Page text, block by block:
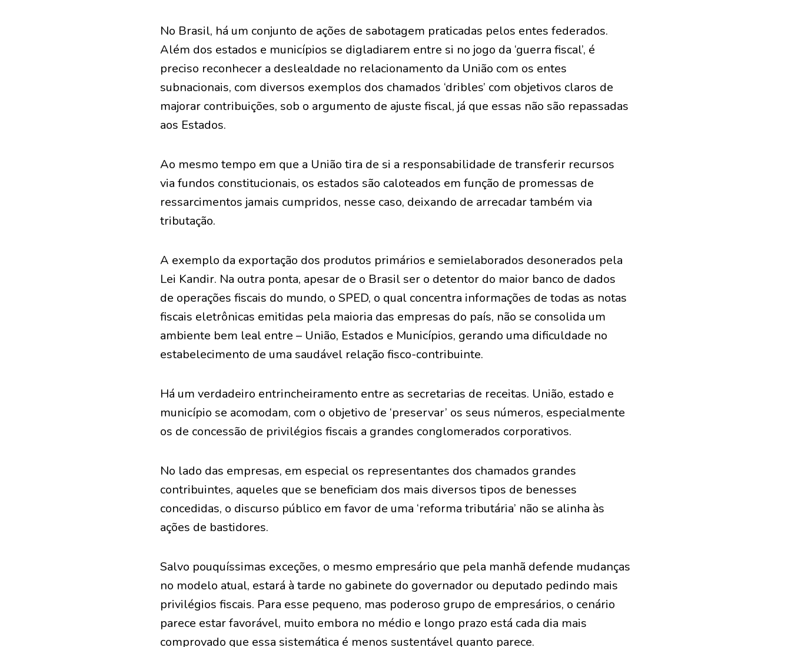
No Brasil, há um conjunto de ações de sabotagem praticadas pelos entes federados.
Além dos estados e municípios se digladiarem entre si no jogo da ‘guerra fiscal’, é
preciso reconhecer a deslealdade no relacionamento da União com os entes
subnacionais, com diversos exemplos dos chamados ‘dribles’ com objetivos claros de
majorar contribuições, sob o argumento de ajuste fiscal, já que essas não são repassadas
aos Estados.
Ao mesmo tempo em que a União tira de si a responsabilidade de transferir recursos
via fundos constitucionais, os estados são caloteados em função de promessas de
ressarcimentos jamais cumpridos, nesse caso, deixando de arrecadar também via
tributação.
A exemplo da exportação dos produtos primários e semielaborados desonerados pela
Lei Kandir. Na outra ponta, apesar de o Brasil ser o detentor do maior banco de dados
de operações fiscais do mundo, o SPED, o qual concentra informações de todas as notas
fiscais eletrônicas emitidas pela maioria das empresas do país, não se consolida um
ambiente bem leal entre – União, Estados e Municípios, gerando uma dificuldade no
estabelecimento de uma saudável relação fisco-contribuinte.
Há um verdadeiro entrincheiramento entre as secretarias de receitas. União, estado e
município se acomodam, com o objetivo de ‘preservar’ os seus números, especialmente
os de concessão de privilégios fiscais a grandes conglomerados corporativos.
No lado das empresas, em especial os representantes dos chamados grandes
contribuintes, aqueles que se beneficiam dos mais diversos tipos de benesses
concedidas, o discurso público em favor de uma ‘reforma tributária’ não se alinha às
ações de bastidores.
Salvo pouquíssimas exceções, o mesmo empresário que pela manhã defende mudanças
no modelo atual, estará à tarde no gabinete do governador ou deputado pedindo mais
privilégios fiscais. Para esse pequeno, mas poderoso grupo de empresários, o cenário
parece estar favorável, muito embora no médio e longo prazo está cada dia mais
comprovado que essa sistemática é menos sustentável quanto parece.